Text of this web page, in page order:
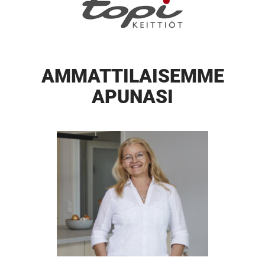
AMMATTI­LAISEMME
APUNASI